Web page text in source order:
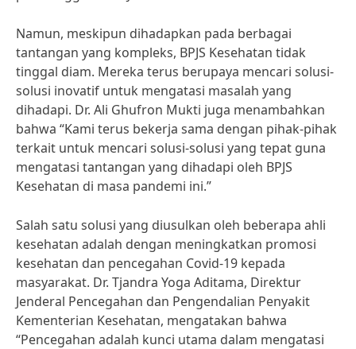
Namun, meskipun dihadapkan pada berbagai
tantangan yang kompleks, BPJS Kesehatan tidak
tinggal diam. Mereka terus berupaya mencari solusi-
solusi inovatif untuk mengatasi masalah yang
dihadapi. Dr. Ali Ghufron Mukti juga menambahkan
bahwa “Kami terus bekerja sama dengan pihak-pihak
terkait untuk mencari solusi-solusi yang tepat guna
mengatasi tantangan yang dihadapi oleh BPJS
Kesehatan di masa pandemi ini.”
Salah satu solusi yang diusulkan oleh beberapa ahli
kesehatan adalah dengan meningkatkan promosi
kesehatan dan pencegahan Covid-19 kepada
masyarakat. Dr. Tjandra Yoga Aditama, Direktur
Jenderal Pencegahan dan Pengendalian Penyakit
Kementerian Kesehatan, mengatakan bahwa
“Pencegahan adalah kunci utama dalam mengatasi